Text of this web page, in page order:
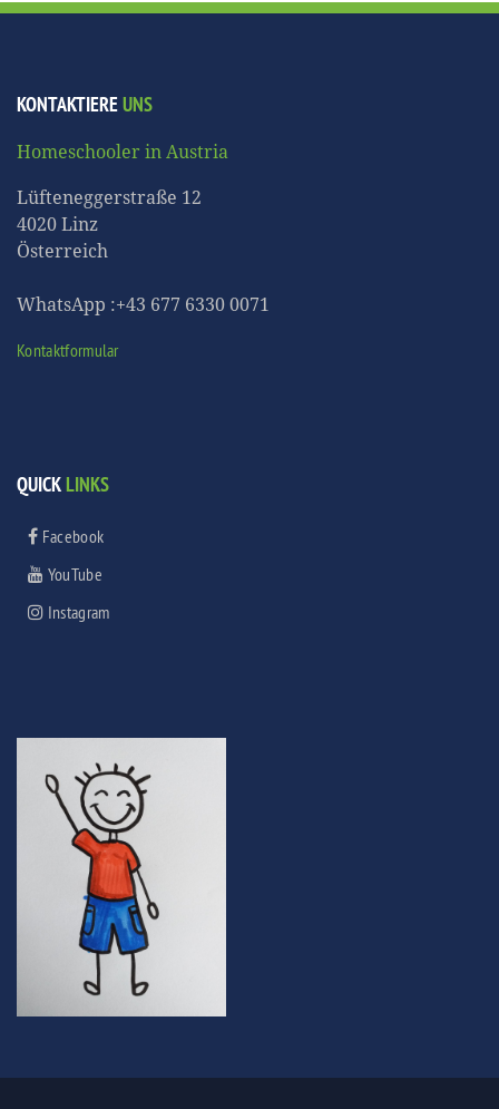
KONTAKTIEREUNS
Homeschooler in Austria
Lüfteneggerstraße 12
4020 Linz
Österreich
WhatsApp :+43 677 6330 0071
Kontaktformular
QUICKLINKS
Facebook
YouTube
Instagram